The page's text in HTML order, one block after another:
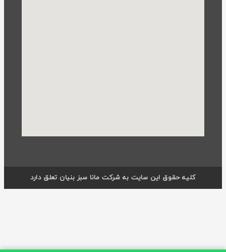
کلیه حقوق این سایت به شرکت مانا سبز بنیان تعلق دارد